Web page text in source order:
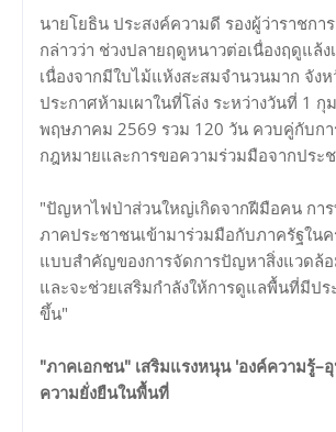
นายโยธิน ประสงค์ความดี รองผู้ว่าราชกา
กล่าวว่า ช่วงปลายฤดูหนาวต่อเนื่องฤดูแล้ง
เนื่องจากมีใบไม้แห้งสะสมจำนวนมาก จัง
ประกาศห้ามเผาในที่โล่ง ระหว่างวันที่ 1 กุ
พฤษภาคม 2569 รวม 120 วัน ควบคู่กับก
กฎหมายและการขอความร่วมมือจากประ
"ปัญหาไฟป่าส่วนใหญ่เกิดจากฝีมือคน กา
ภาคประชาชนเข้ามาร่วมมือกับภาครัฐใน
แบบสำคัญของการจัดการปัญหาสิ่งแวดล้
และจะช่วยเสริมกำลังให้การดูแลพื้นที่มีป
ขึ้น"
"ภาคเอกชน" เสริมแรงหนุน 'องค์ความรู้–
ความยั่งยืนในพื้นที่